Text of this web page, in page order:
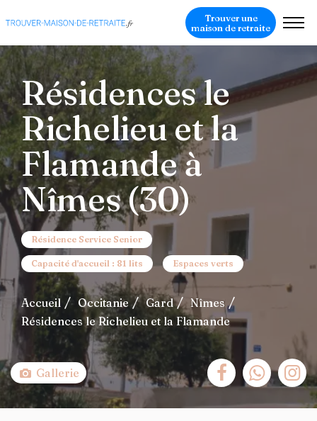
Trouver une
maison de retraite
Résidences le
Richelieu et la
Flamande à
Nîmes (30)
Résidence Service Senior
Capacité d'accueil : 81 lits Espaces verts
Accueil Occitanie Gard
Nîmes
Résidences le Richelieu et la Flamande
Gallerie